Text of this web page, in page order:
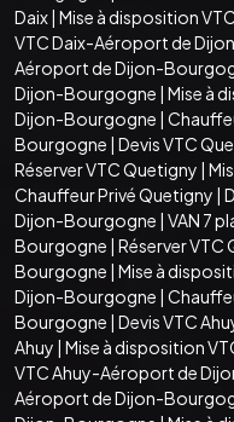
Daix| Mise à disposition
VTC Daix-Aéroport de
Aéroport de Dijon-
Dijon-Bourgogne | Mise à
Dijon-Bourgogne |
Bourgogne | Devis VTC
Réserver VTC Quetigny |
Chauffeur Privé Quetigny |
Dijon-Bourgogne | VAN 7
Bourgogne | Réserver
Bourgogne | Mise à
Dijon-Bourgogne |
Bourgogne | Devis VTC
Ahuy | Mise à disposition
VTC Ahuy-Aéroport de
Aéroport de Dijon-